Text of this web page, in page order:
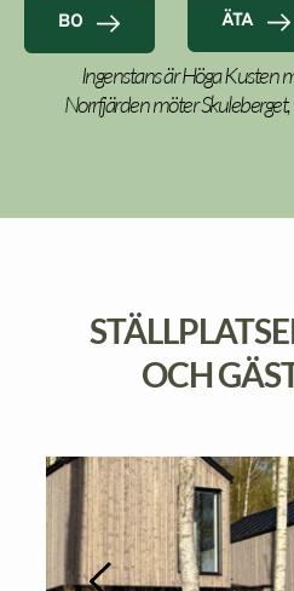
BO ÄTA
Ingenstans är Höga Kusten
Norrfjärden möter
OCH